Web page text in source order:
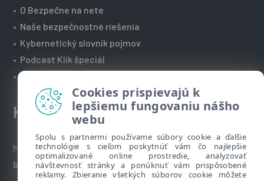
• O Bezpečne na nete
• Naše bezpečnostné riešenia
• Kybernetický slovník pojmov
• Podcast Klik špeciál
•Technická podpora spoločnosti ESET
Kontakt
Máte nezodpovedané otázky? Napíšte nám:
bezpecnenanete@eset.sk
Cookies prispievajú k
lepšiemu fungovaniu nášho
webu
Spolu s partnermi používame súbory cookie a ďalšie
technológie s cieľom poskytnúť vám čo najlepšie
optimalizované online prostredie, analyzovať
návštevnosť stránky a ponúknuť vám prispôsobené
reklamy. Zbieranie všetkých súborov cookie môžete